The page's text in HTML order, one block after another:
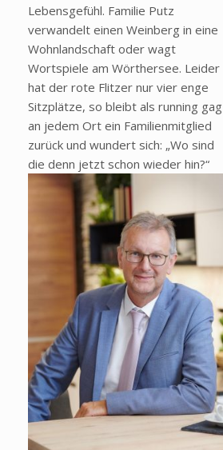
Lebensgefühl. Familie Putz
verwandelt einen Weinberg in eine
Wohnlandschaft oder wagt
Wortspiele am Wörthersee. Leider
hat der rote Flitzer nur vier enge
Sitzplätze, so bleibt als running gag
an jedem Ort ein Familienmitglied
zurück und wundert sich: „Wo sind
die denn jetzt schon wieder hin?“